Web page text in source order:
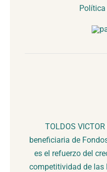
TOLDOS
beneficiaria de
es el refuerzo del
competitividad de las